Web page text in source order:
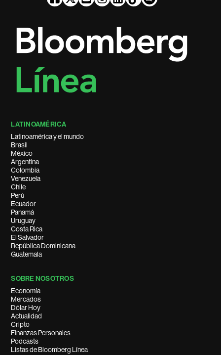
LATINOAMÉRICA
Latinoamérica y el mundo
Brasil
México
Argentina
Colombia
Venezuela
Chile
Perú
Ecuador
Panamá
Uruguay
Costa Rica
El Salvador
República Dominicana
Guatemala
SOBRE NOSOTROS
Economía
Mercados
Dólar Hoy
Actualidad
Cripto
Finanzas Personales
Podcasts
Listas de Bloomberg Línea